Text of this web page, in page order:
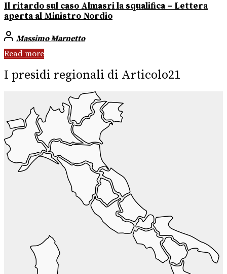
Il ritardo sul caso Almasri la squalifica – Lettera
aperta al Ministro Nordio
Massimo Marnetto
Read more
I presidi regionali di Articolo21